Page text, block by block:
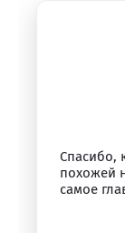
Спасибо,
похожей
самое